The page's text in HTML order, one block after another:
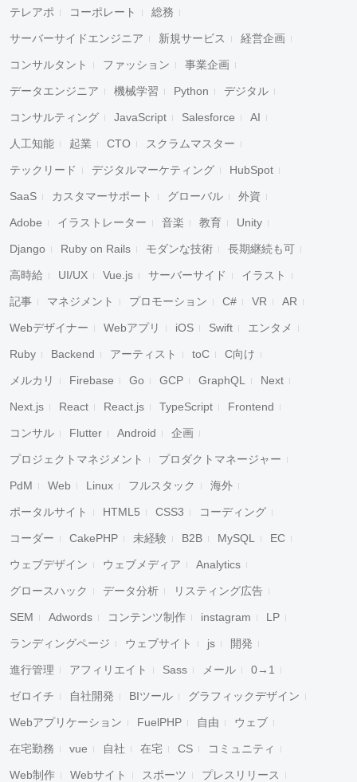
テレアポ コーポレート 総務
サーバーサイドエンジニア 新規サービス 経営企画
コンサルタント ファッション 事業企画
データエンジニア 機械学習 Python デジタル
コンサルティング JavaScript Salesforce AI
人工知能 起業 CTO スクラムマスター
テックリード デジタルマーケティング HubSpot
SaaS カスタマーサポート グローバル 外資
Adobe イラストレーター 音楽 教育 Unity
Django Ruby on Rails モダンな技術 長期継続も可
高時給 UI/UX Vue.js サーバーサイド イラスト
記事 マネジメント プロモーション C# VR AR
Webデザイナー Webアプリ iOS Swift エンタメ
Ruby Backend アーティスト toC C向け
メルカリ Firebase Go GCP GraphQL Next
Next.js React React.js TypeScript Frontend
コンサル Flutter Android 企画
プロジェクトマネジメント プロダクトマネージャー
PdM Web Linux フルスタック 海外
ポータルサイト HTML5 CSS3 コーディング
コーダー CakePHP 未経験 B2B MySQL EC
ウェブデザイン ウェブメディア Analytics
グロースハック データ分析 リスティング広告
SEM Adwords コンテンツ制作 instagram LP
ランディングページ ウェブサイト js 開発
進行管理 アフィリエイト Sass メール 0→1
ゼロイチ 自社開発 BIツール グラフィックデザイン
Webアプリケーション FuelPHP 自由 ウェブ
在宅勤務 vue 自社 在宅 CS コミュニティ
Web制作 Webサイト スポーツ プレスリリース